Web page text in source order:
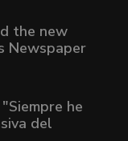
the new
Newspaper
he
del